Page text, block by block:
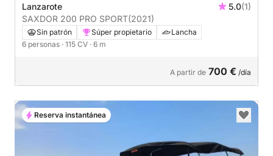
Lanzarote 5.0(1)
SAXDOR 200 PRO SPORT(2021)
Sin patrón Súper propietario
Lancha
6 personas · 115 CV · 6 m
A partir de 700 € /día
Reserva instantánea